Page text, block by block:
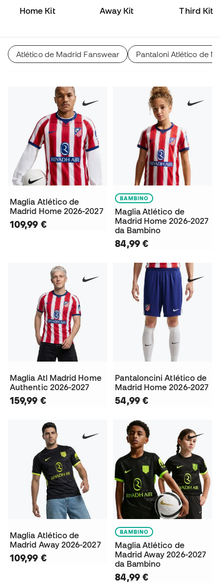
Home Kit Away Kit Third Kit
Atlético de Madrid Fanswear Pantaloni Atlético de
Maglia Atlético de
Madrid Home 2026-2027
109,99 €
BAMBINO
Maglia Atlético de
Madrid Home 2026-2027
da Bambino
84,99 €
Maglia Atl Madrid Home
Authentic 2026-2027
159,99 €
Pantaloncini Atlético de
Madrid Home 2026-2027
54,99 €
Maglia Atlético de
Madrid Away 2026-2027
109,99 €
BAMBINO
Maglia Atlético de
Madrid Away 2026-2027
da Bambino
84,99 €